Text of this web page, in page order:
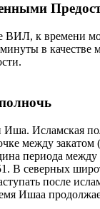
ВИЛ, к времени
в качестве
Исламская
между
периода между
В северных
после
Ишаа